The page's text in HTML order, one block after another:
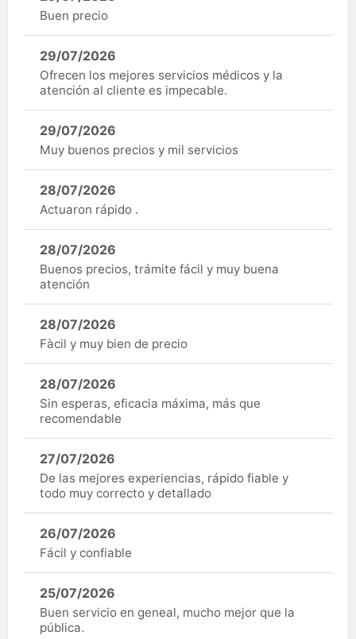
Buen precio
29/07/2026
Ofrecen los mejores servicios médicos y la
atención al cliente es impecable.
29/07/2026
Muy buenos precios y mil servicios
28/07/2026
Actuaron rápido .
28/07/2026
Buenos precios, trámite fácil y muy buena
atención
28/07/2026
Fàcil y muy bien de precio
28/07/2026
Sin esperas, eficacia máxima, más que
recomendable
27/07/2026
De las mejores experiencias, rápido fiable y
todo muy correcto y detallado
26/07/2026
Fácil y confiable
25/07/2026
Buen servicio en geneal, mucho mejor que la
pública.